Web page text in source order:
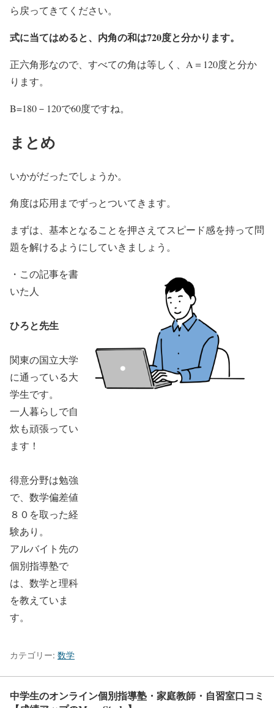
ら戻ってきてください。
式に当てはめると、内角の和は720度と分かります。
正六角形なので、すべての角は等しく、A＝120度と分か
ります。
B=180－120で60度ですね。
まとめ
いかがだったでしょうか。
角度は応用までずっとついてきます。
まずは、基本となることを押さえてスピード感を持って問
題を解けるようにしていきましょう。
・この記事を書
いた人
ひろと先生
関東の国立大学
に通っている大
学生です。
一人暮らしで自
炊も頑張ってい
ます！
得意分野は勉強
で、 数学偏差値
８０ を取った経
験あり。
アルバイト先の
個別指導塾で
は、数学と理科
を教えていま
す。
カテゴリー: 数学
中学生のオンライン個別指導塾・家庭教師・自習室口コミ